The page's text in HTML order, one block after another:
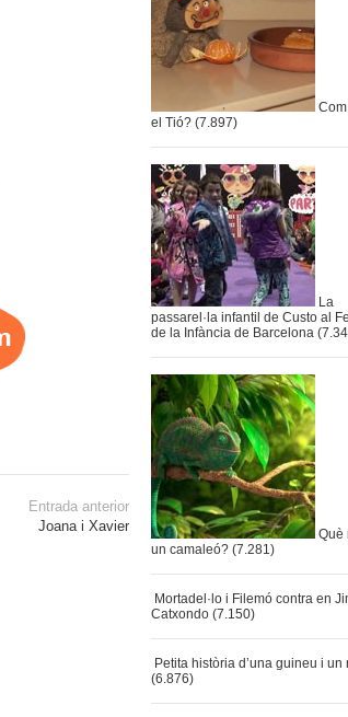
Entrada anterior
Joana i Xavier
el Tió? (7.897)
La
passarel·la infantil de Custo al
de la Infància de Barcelona
Què
un camaleó? (7.281)
Mortadel·lo i Filemó contra en
Catxondo (7.150)
Petita història d’una guineu i un
(6.876)